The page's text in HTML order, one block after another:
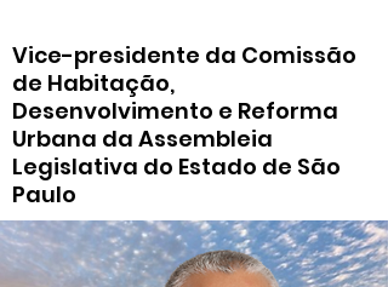
Vice-presidente da Comissão
de Habitação,
Desenvolvimento e Reforma
Urbana da Assembleia
Legislativa do Estado de São
Paulo